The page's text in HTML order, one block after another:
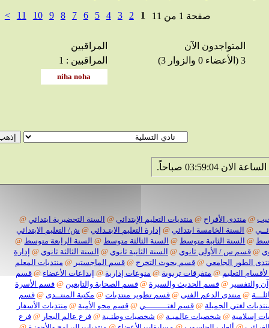
صفحة 1 من 11 1
2
3
4
5
6
7
8
9
10
11
>
المتواجدون الآن
المراقبين
المراقبين : 1
@منتدى الأفراح @منتديات التعليم الإبتدائي @ السنة التحضيرية ابتدائي @
@السنة الخامسة ابتدائي @ إدارة التعليم الابتـدائي @ ش/ التعليم الابتدائي
@السنة الثانية متوسط @السنة الثالثة متوسط @السنة الرابعة متوسط @
قسم س / الأولى ثانوي @السنة الثانية ثانوي @السنة الثالثة ثانوي @إدارة
الطور الجامعي @قسم بحوث التخرج @قسم الماجستير @ منتديات المعلم
التعليم @متفرقات تربوية @منوعات إدارية @إبداعات الأعضاء @قسم
@ قسم الحديث والسيرة @قسم الصحابة والتابعين @قسم الأسرة
@منتدى الدعم الفني @قسم تطوير منتديات @مكتبة المنتــدى @قسم
لغتي الجميلة @قسم لغتـــــــــي @قسم محو الأمية @منتديات الأسفار
@شخصيات عالميـة @شخصيات وطنـية @فرع عالم البحار @ فرع